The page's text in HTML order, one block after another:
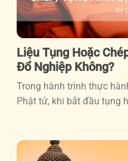
Liệu Tụng Hoặc
Đổ Nghiệp Không?
Trong hành trình thực
Phật tử, khi bắt đầu tụng